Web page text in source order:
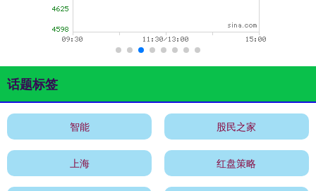
话题标签
智能 股民之家
上海 红盘策略